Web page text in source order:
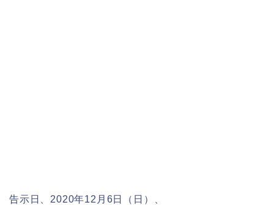
告示日、2020年12月6日（日）、